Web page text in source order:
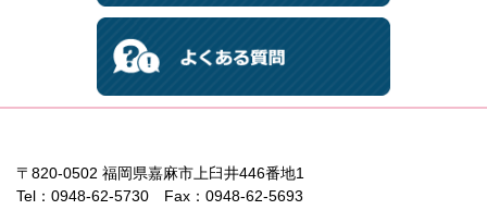
〒820-0502 福岡県嘉麻市上臼井446番地1
Tel：0948-62-5730 Fax：0948-62-5693